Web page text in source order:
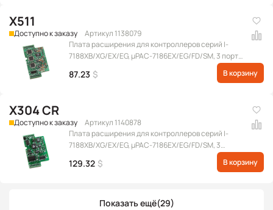
X511
Доступно к заказу
Артикул 1138079
Плата расширения для контроллеров серий I-
7188XB/XG/EX/EG, μPAC-7186EX/EG/FD/SM, 3 порта
87.23 $ В корзину
X304 CR
Доступно к заказу
Артикул 1140878
Плата расширения для контроллеров серий I-
7188XB/XG/EX/EG, μPAC-7186EX/EG/FD/SM, 3
129.32 $ В корзину
Показать ещё(29)